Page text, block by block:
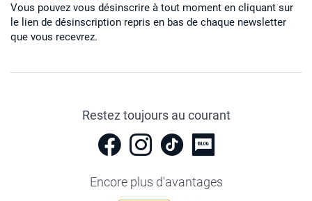
Vous pouvez vous désinscrire à tout moment en cliquant sur
le lien de désinscription repris en bas de chaque newsletter
que vous recevrez.
Restez toujours au courant
Encore plus d'avantages